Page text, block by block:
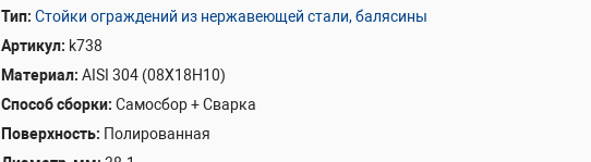
Тип Стойки ограждений из нержавеющей стали, балясины
Артикул k738
Материал AISI 304 (08Х18Н10)
Способ сборки Самосбор + Сварка
Поверхность Полированная